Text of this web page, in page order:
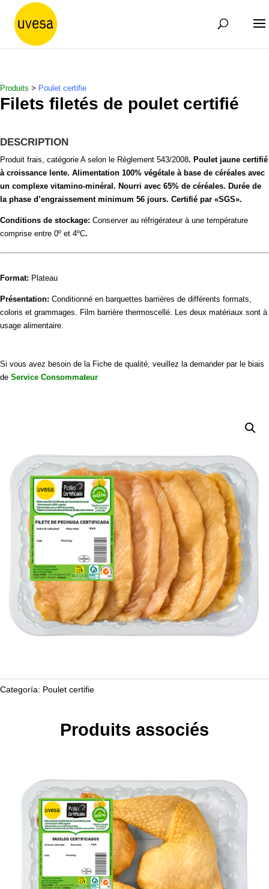
Produits > Poulet certifie
Filets filetés de poulet certifié
DESCRIPTION
Produit frais, catégorie A selon le Règlement 543/2008. Poulet jaune certifié
à croissance lente. Alimentation 100% végétale à base de céréales avec
un complexe vitamino-minéral. Nourri avec 65% de céréales. Durée de
la phase d’engraissement minimum 56 jours. Certifié par «SGS».
Conditions de stockage: Conserver au réfrigérateur à une température
comprise entre 0º et 4ºC.
Format: Plateau
Présentation: Conditionné en barquettes barrières de différents formats,
coloris et grammages.
Film barrière thermoscellé. Les deux matériaux sont à
usage alimentaire.
Si vous avez besoin de la Fiche de qualité, veuillez la demander par le biais
de Service Consommateur
Categoría: Poulet certifie
Produits associés